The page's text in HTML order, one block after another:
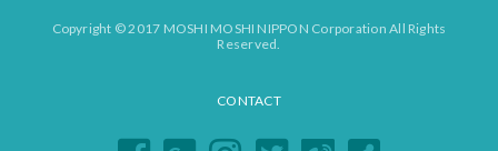
Copyright © 2017 MOSHI MOSHI NIPPON Corporation All Rights
Reserved.
CONTACT